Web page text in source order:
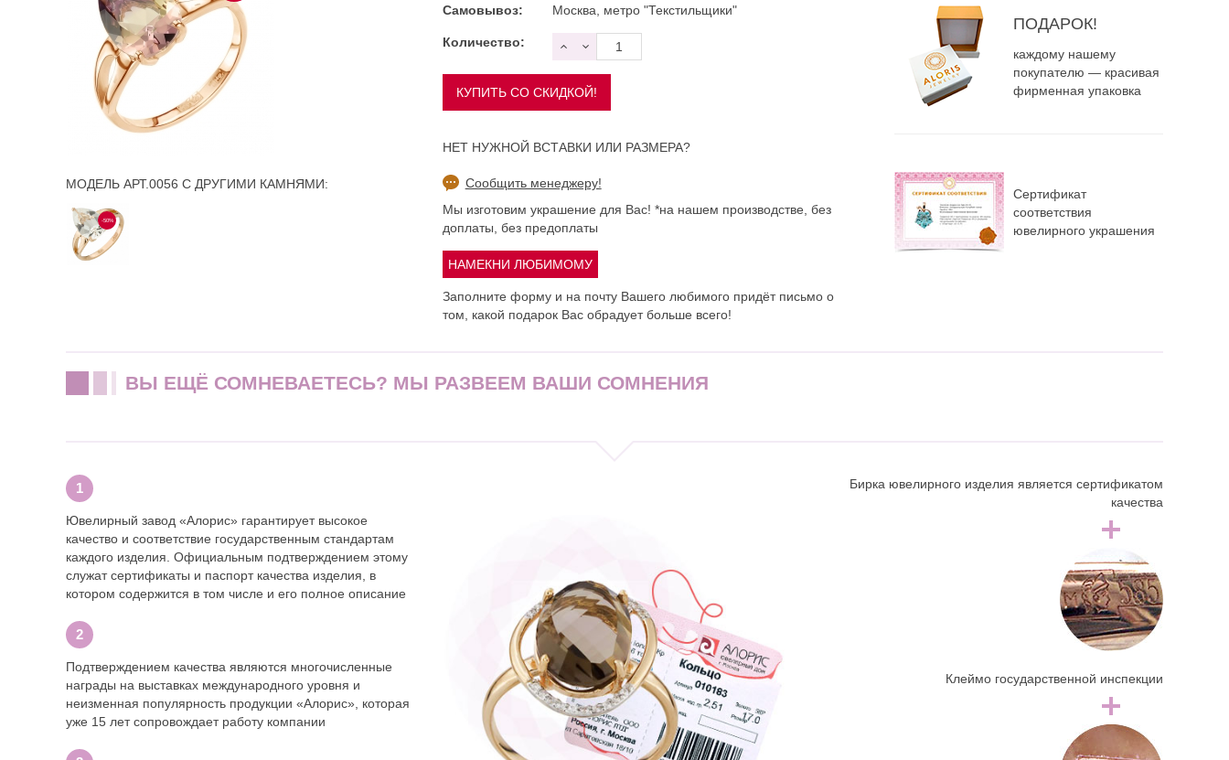
МОДЕЛЬ АРТ.0056 С ДРУГИМИ КАМНЯМИ:
-50%
Самовывоз: Москва, метро "Текстильщики"
Количество:
НЕТ НУЖНОЙ ВСТАВКИ ИЛИ РАЗМЕРА?
Сообщить менеджеру!
Мы изготовим украшение для Вас! *на нашем производстве, без
доплаты, без предоплаты
Заполните форму и на почту Вашего любимого придёт письмо о
том, какой подарок Вас обрадует больше всего!
ПОДАРОК!
каждому нашему
покупателю — красивая
фирменная упаковка
Сертификат
соответствия
ювелирного украшения
ВЫ ЕЩЁ СОМНЕВАЕТЕСЬ? МЫ РАЗВЕЕМ ВАШИ СОМНЕНИЯ
Ювелирный завод «Алорис» гарантирует высокое
качество и соответствие государственным стандартам
каждого изделия. Официальным подтверждением этому
служат сертификаты и паспорт качества изделия, в
котором содержится в том числе и его полное описание
Подтверждением качества являются многочисленные
награды на выставках международного уровня и
неизменная популярность продукции «Алорис», которая
уже 15 лет сопровождает работу компании
Бирка ювелирного изделия является сертификатом
качества
Клеймо государственной инспекции